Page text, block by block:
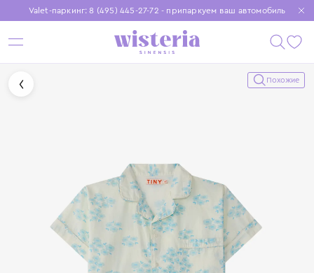
Valet-паркинг: 8 (495) 445-27-72 - припаркуем ваш автомобиль
Бесплатная доставка при заказе от 15 000 ₽
Установите приложение, чтобы покупки были еще удобнее
Похожие